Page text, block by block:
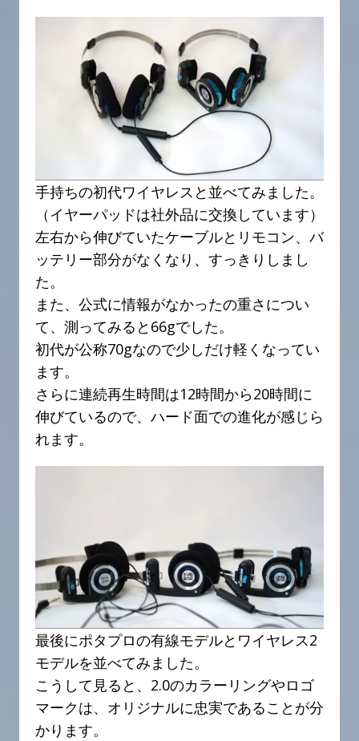
手持ちの初代ワイヤレスと並べてみました。
（イヤーパッドは社外品に交換しています）
左右から伸びていたケーブルとリモコン、バ
ッテリー部分がなくなり、すっきりしまし
た。
また、公式に情報がなかったの重さについ
て、測ってみると66gでした。
初代が公称70gなので少しだけ軽くなってい
ます。
さらに連続再生時間は12時間から20時間に
伸びているので、ハード面での進化が感じら
れます。
最後にポタプロの有線モデルとワイヤレス2
モデルを並べてみました。
こうして見ると、2.0のカラーリングやロゴ
マークは、オリジナルに忠実であることが分
かります。